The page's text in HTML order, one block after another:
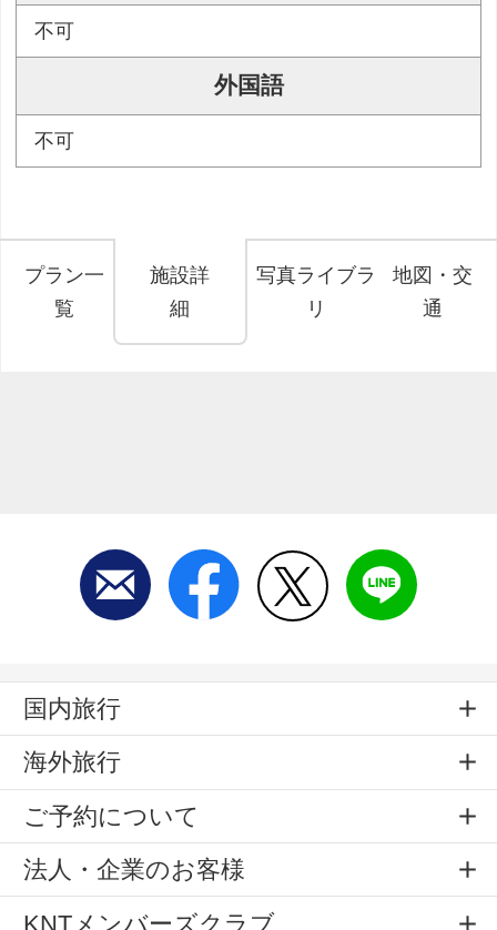
不可
外国語
不可
プラン一
覧
施設詳
細
写真ライブラ
リ
地図・交
通
国内旅行
海外旅行
ご予約について
法人・企業のお客様
KNTメンバーズクラブ